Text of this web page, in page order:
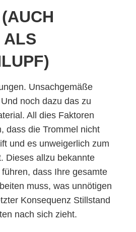
ALS
Unsachgemäße
noch dazu das zu
All dies Faktoren
dass die Trommel nicht
und es unweigerlich zum
Dieses allzu bekannte
dass Ihre gesamte
muss, was unnötigen
Konsequenz Stillstand
nach sich zieht.